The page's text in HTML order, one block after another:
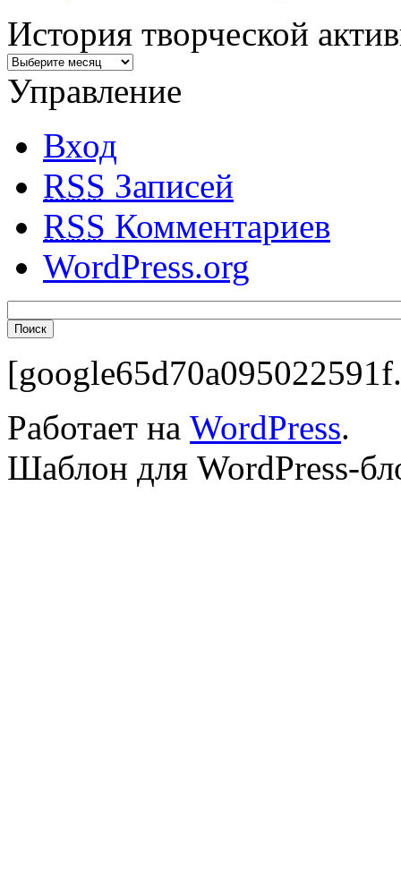
История творческой
Управление
Вход
RSS Записей
RSS Комментариев
WordPress.org
Работает на WordPress.
Шаблон для WordPress-